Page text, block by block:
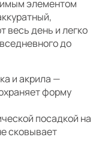
элементом
весь день и легко
до
и акрила —
форму
посадкой на
сковывает